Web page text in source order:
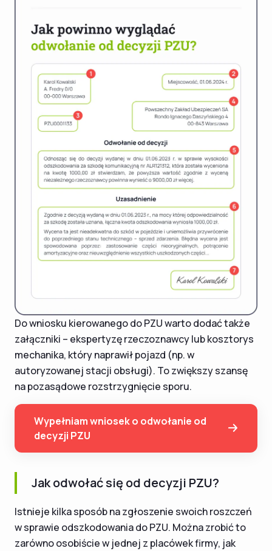
Do wniosku kierowanego do PZU warto dodać także
załączniki – ekspertyzę rzeczoznawcy lub kosztorys
mechanika, który naprawił pojazd (np. w
autoryzowanej stacji obsługi). To zwiększy szansę
na pozasądowe rozstrzygnięcie sporu.
Wypełniam wniosek o odwołanie od
decyzji PZU
Jak odwołać się od decyzji PZU?
Istnieje kilka sposób na zgłoszenie swoich roszczeń
w sprawie odszkodowania do PZU. Można zrobić to
zarówno osobiście w jednej z placówek firmy, jak